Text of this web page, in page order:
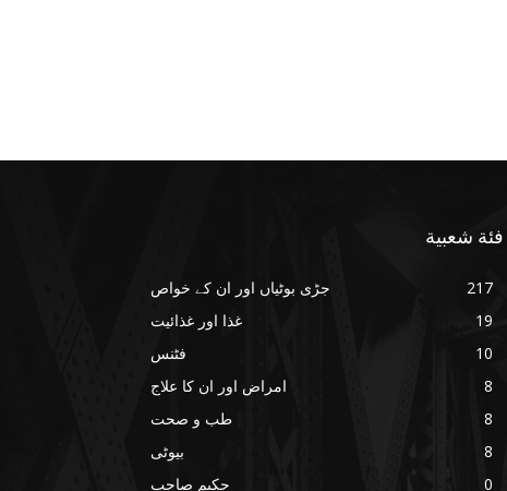
فئة شعبية
جڑی بوٹیاں اور ان کے خواص
217
غذا اور غذائیت
19
فٹنس
10
امراض اور ان کا علاج
8
طب و صحت
8
بیوٹی
8
حکیم صاحب
0